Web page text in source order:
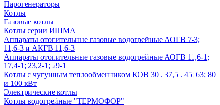
Парогенераторы
Котлы
Газовые котлы
Котлы серии ИШМА
Аппараты отопительные газовые водогрейные АОГВ 7-3;
11,6-3 и АКГВ 11,6-3
Аппараты отопительные газовые водогрейные АОГВ 11,6-1;
17,4-1; 23,2-1; 29-1
Котлы с чугунным теплообменником КОВ 30 . 37,5 . 45; 63; 80
и 100 кВт
Электрические котлы
Котлы водогрейные "ТЕРМОФОР"